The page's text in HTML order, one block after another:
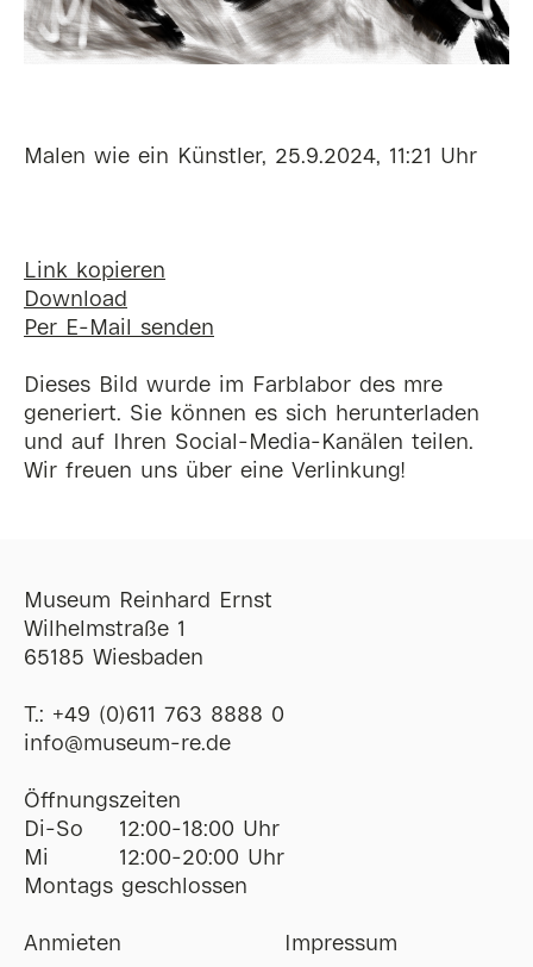
Malen wie ein Künstler, 25.9.2024, 11:21 Uhr
Link kopieren
Download
Per E-Mail senden
Dieses Bild wurde im Farblabor des mre
generiert. Sie können es sich herunterladen
und auf Ihren Social-Media-Kanälen teilen.
Wir freuen uns über eine Verlinkung!
Museum Reinhard Ernst
Wilhelmstraße 1
65185 Wiesbaden
T.: +49 (0)611 763 8888 0
ofni@museum-re de
Öffnungszeiten
Di-So
12:00-18:00 Uhr
Mi
12:00-20:00 Uhr
Montags geschlossen
Anmieten Impressum